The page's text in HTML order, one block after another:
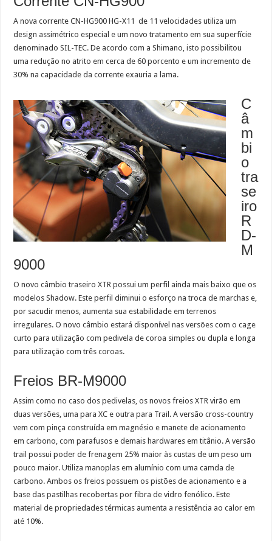
A nova corrente CN-HG900 HG-X11 de 11 velocidades utiliza um
design assimétrico especial e um novo tratamento em sua superfície
denominado SIL-TEC. De acordo com a Shimano, isto possibilitou
uma redução no atrito em cerca de 60 porcento e um incremento de
30% na capacidade da corrente exauria a lama.
C
â
m
bi
o
tra
se
iro
R
D-
M
9000
O novo câmbio traseiro XTR possui um perfil ainda mais baixo que os
modelos Shadow. Este perfil diminui o esforço na troca de marchas e,
por sacudir menos, aumenta sua estabilidade em terrenos
irregulares.O novo câmbio estará disponível nas versões com o cage
curto para utilização com pedivela de coroa simples ou dupla e longa
para utilização com três coroas.
Freios BR-M9000
Assim como no caso dos pedivelas, os novos freios XTR virão em
duas versões, uma para XC e outra para Trail. A versão cross-country
vem com pinça construída em magnésio e manete de acionamento
em carbono, com parafusos e demais hardwares em titânio. A versão
trail possui poder de frenagem 25% maior às custas de um peso um
pouco maior. Utiliza manoplas em alumínio com uma camda de
carbono. Ambos os freios possuem os pistões de acionamento e a
base das pastilhas recobertas por fibra de vidro fenólico. Este
material de propriedades térmicas aumenta a resistência ao calor em
até 10%.